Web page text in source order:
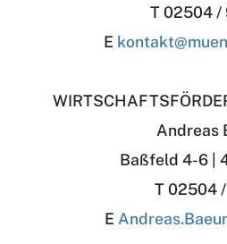
T 02504 /
E
Andreas
Baßfeld 4-6 |
T 02504
E